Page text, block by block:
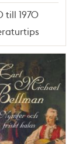
till 1970